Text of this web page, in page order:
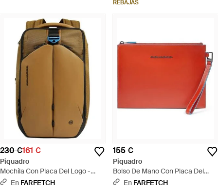
REBAJAS
230 €161 €
Piquadro
Mochila Con Placa Del Logo -
Neutro
En FARFETCH
155 €
Piquadro
Bolso De Mano Con Placa Del
Logo - Rojo
En FARFETCH